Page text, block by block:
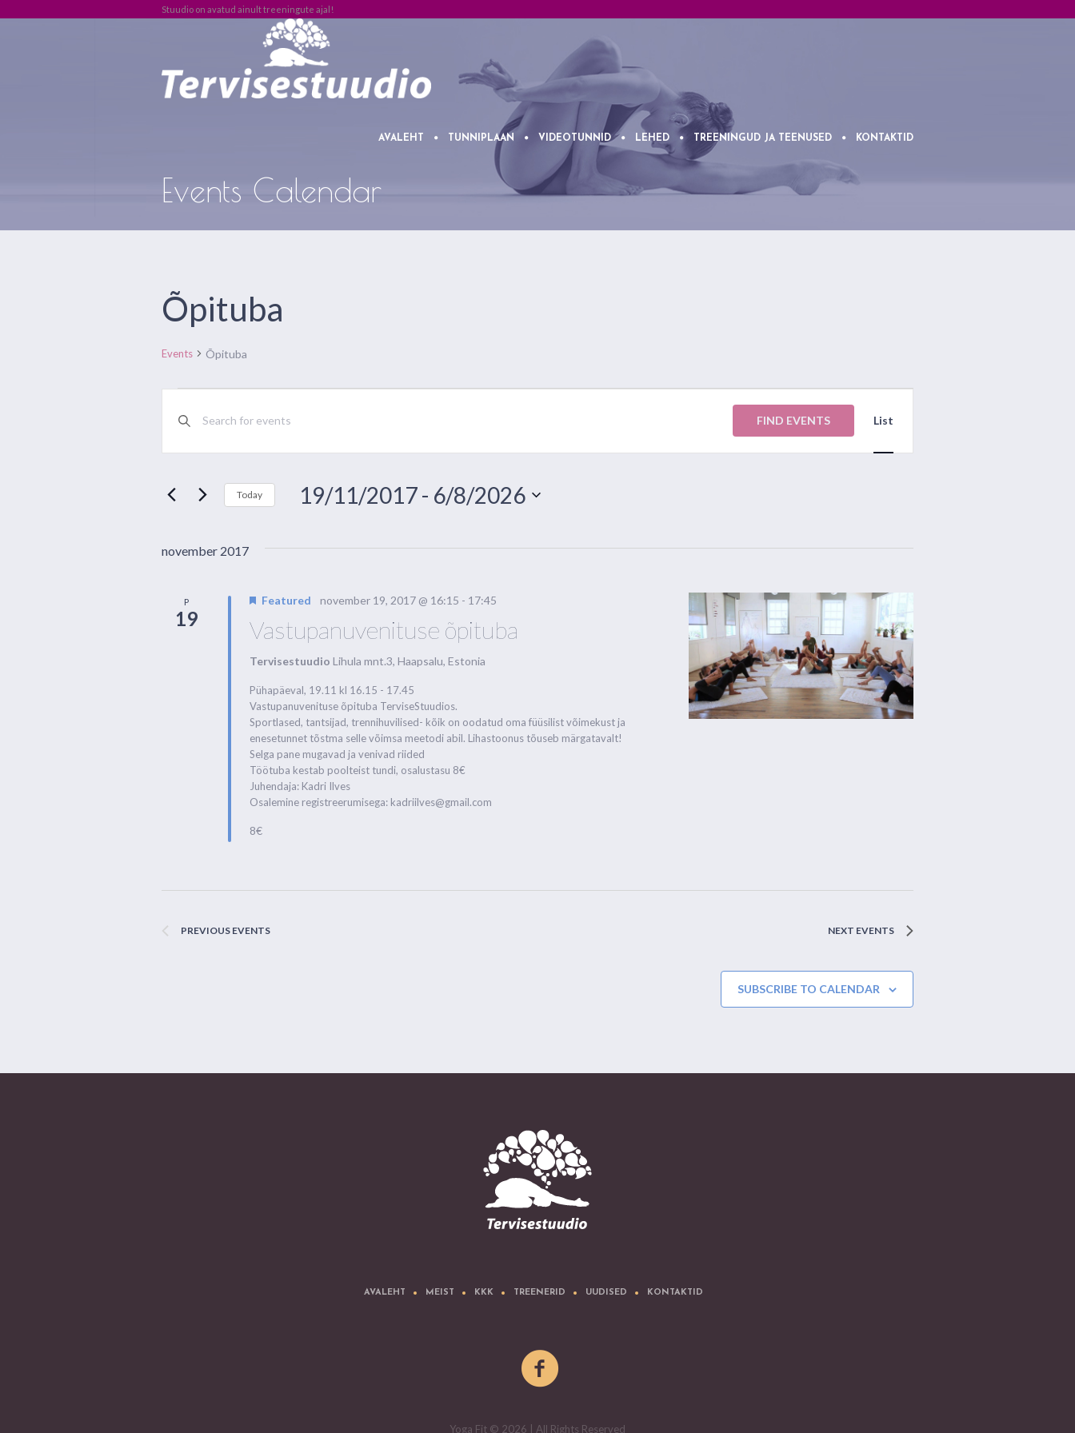
Stuudio on avatud ainult treeningute ajal!
AVALEHT TUNNIPLAAN VIDEOTUNNID LEHED TREENINGUD JA TEENUSED KONTAKTID
Events Calendar
Õpituba
Events Õpituba
Search
and
Views
Keyword.
for
by
Keyword.
FIND EVENTS
Views
Navigation
List
Today 19/11/2017 - 6/8/2026
november 2017
P
19 Vastupanuvenituse õpituba
Featured november 19, 2017 @ 16:15 - 17:45
Tervisestuudio Lihula mnt.3, Haapsalu, Estonia
Pühapäeval, 19.11 kl 16.15 - 17.45
Vastupanuvenituse õpituba TerviseStuudios.
Sportlased, tantsijad, trennihuvilised- kõik on oodatud oma füüsilist võimekust ja
enesetunnet tõstma selle võimsa meetodi abil. Lihastoonus tõuseb märgatavalt!
Selga pane mugavad ja venivad riided
Töötuba kestab poolteist tundi, osalustasu 8€
Juhendaja: Kadri Ilves
Osalemine registreerumisega: kadriilves@gmail.com
8€
PREVIOUS EVENTS NEXT EVENTS
SUBSCRIBE TO CALENDAR
AVALEHT MEIST KKK TREENERID UUDISED KONTAKTID
Yoga Fit © 2026 | All Rights Reserved